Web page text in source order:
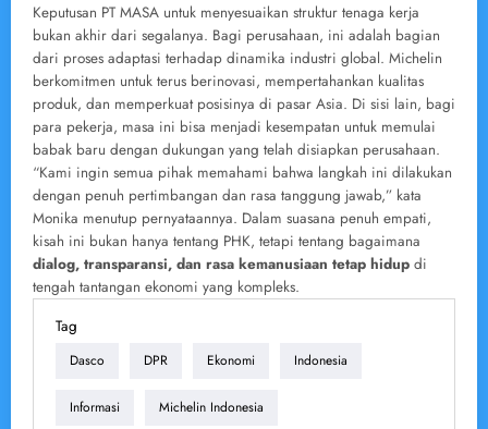
Keputusan PT MASA untuk menyesuaikan struktur tenaga kerja
bukan akhir dari segalanya. Bagi perusahaan, ini adalah bagian
dari proses adaptasi terhadap dinamika industri global. Michelin
berkomitmen untuk terus berinovasi, mempertahankan kualitas
produk, dan memperkuat posisinya di pasar Asia. Di sisi lain, bagi
para pekerja, masa ini bisa menjadi kesempatan untuk memulai
babak baru dengan dukungan yang telah disiapkan perusahaan.
“Kami ingin semua pihak memahami bahwa langkah ini dilakukan
dengan penuh pertimbangan dan rasa tanggung jawab,” kata
Monika menutup pernyataannya. Dalam suasana penuh empati,
kisah ini bukan hanya tentang PHK, tetapi tentang bagaimana
dialog, transparansi, dan rasa kemanusiaan tetap hidup di
tengah tantangan ekonomi yang kompleks.
Tag
Dasco DPR Ekonomi Indonesia
Informasi Michelin Indonesia